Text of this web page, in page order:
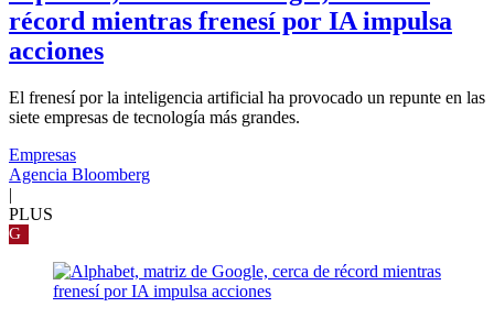
récord mientras frenesí por IA impulsa
acciones
El frenesí por la inteligencia artificial ha provocado un repunte en las
siete empresas de tecnología más grandes.
Empresas
Agencia Bloomberg
|
PLUS
G